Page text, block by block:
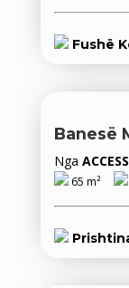
Fushë
Banesë
Nga ACCESS
65 m²